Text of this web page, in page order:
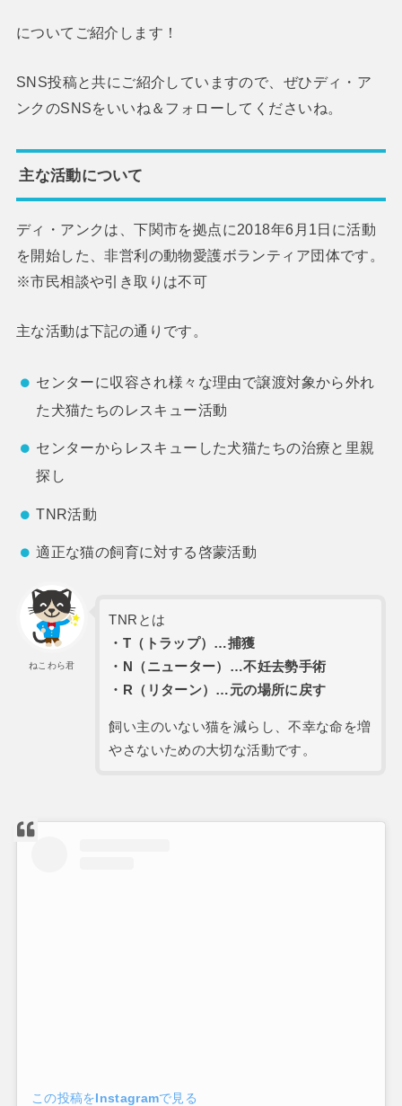
についてご紹介します！
SNS投稿と共にご紹介していますので、ぜひディ・ア
ンクのSNSをいいね＆フォローしてくださいね。
主な活動について
ディ・アンクは、下関市を拠点に2018年6月1日に活動
を開始した、非営利の動物愛護ボランティア団体です。
※市民相談や引き取りは不可
主な活動は下記の通りです。
センターに収容され様々な理由で譲渡対象から外れ
た犬猫たちのレスキュー活動
センターからレスキューした犬猫たちの治療と里親
探し
TNR活動
適正な猫の飼育に対する啓蒙活動
ねこわら君
TNRとは
・T（トラップ）…捕獲
・N（ニューター）…不妊去勢手術
・R（リターン）…元の場所に戻す
飼い主のいない猫を減らし、不幸な命を増
やさないための大切な活動です。
この投稿をInstagramで見る